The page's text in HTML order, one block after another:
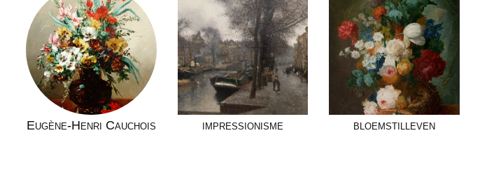
Eugène-Henri Cauchois impressionisme bloemstilleven